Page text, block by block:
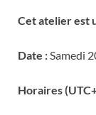
Cet atelier est
Date :Samedi
Horaires